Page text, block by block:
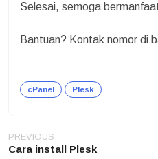
Selesai, semoga
Bantuan? Kontak nomor di
cPanel Plesk
Post
navigation
PREVIOUS
Cara install Plesk